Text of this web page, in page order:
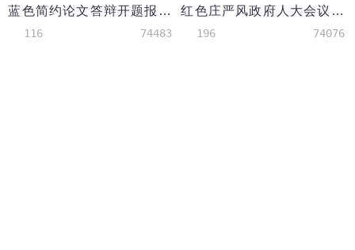
蓝色简约论文答辩开题报告ppt模板
116 74483
红色庄严风政府人大会议报告PPT模板
196 74076